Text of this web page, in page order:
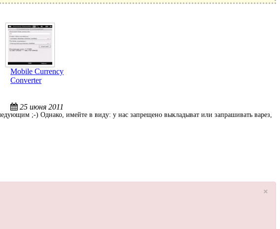
Mobile Currency
Converter
25 июня 2011
;-) Однако, имейте в виду: у нас запрещено выкладыват или запрашивать варез,
×